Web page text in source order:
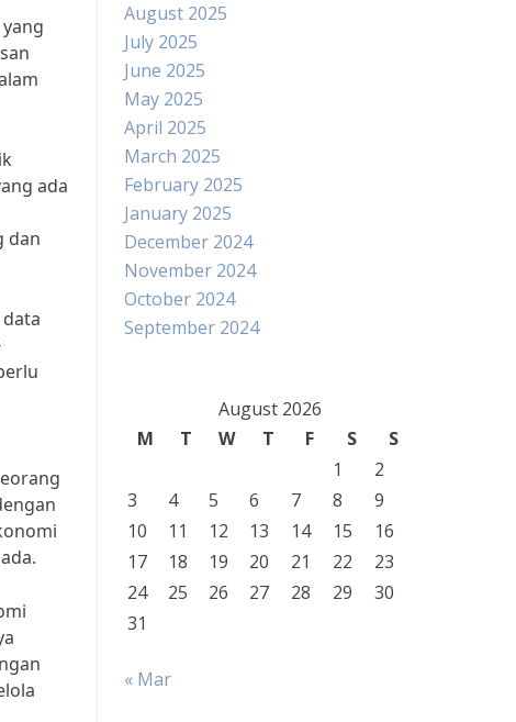
ada
dan
August 2025
July 2025
June 2025
May 2025
April 2025
March 2025
February 2025
January 2025
December 2024
November 2024
October 2024
September 2024
August 2026
M
T W T F S
S
1
2
3
4 5 6 7 8
9
10
11 12 13 14 15
16
17
18 19 20 21 22
23
24
25 26 27 28 29
30
31
« Mar